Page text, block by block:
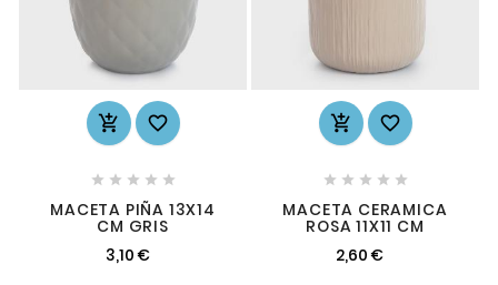
 
    
MACETA PIÑA 13X14
CM GRIS
3,10 €
 
    
MACETA CERAMICA
ROSA 11X11 CM
2,60 €